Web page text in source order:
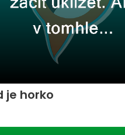
je horko